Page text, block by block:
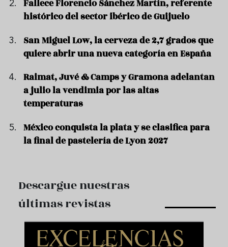
Fallece Florencio Sánchez Martín, referente
histórico del sector ibérico de Guijuelo
San Miguel Low, la cerveza de 2,7 grados que
quiere abrir una nueva categoría en España
Raimat, Juvé & Camps y Gramona adelantan
a julio la vendimia por las altas
temperaturas
México conquista la plata y se clasifica para
la final de pastelería de Lyon 2027
Descargue nuestras
últimas revistas